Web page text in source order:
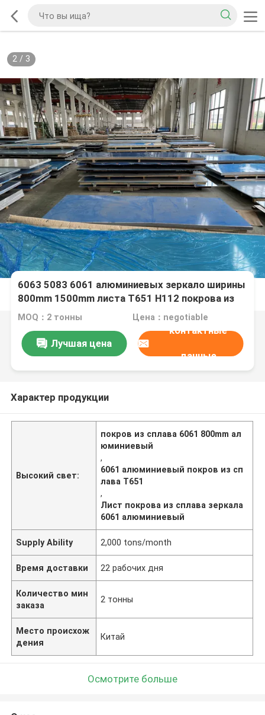
2/ 3
6063 5083 6061 алюминиевых зеркало ширины
800mm 1500mm листа T651 H112 покрова из
сплава
MOQ：2 тонны Цена：negotiable
Лучшая цена
контактные
данные
Характер продукции
Высокий свет:
покров из сплава 6061 800mm ал
юминиевый
,
6061 алюминиевый покров из сп
лава T651
,
Лист покрова из сплава зеркала
6061 алюминиевый
Supply Ability 2,000 tons/month
Время доставки 22 рабочих дня
Количество мин
заказа
2 тонны
Место происхож
дения
Китай
Осмотрите больше